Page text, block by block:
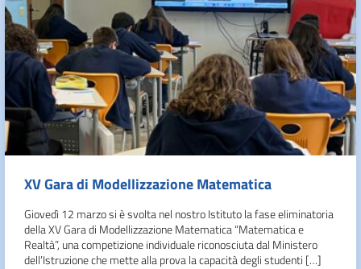
XV Gara di Modellizzazione Matematica
Giovedì 12 marzo si è svolta nel nostro Istituto la fase eliminatoria
della XV Gara di Modellizzazione Matematica “Matematica e
Realtà”, una competizione individuale riconosciuta dal Ministero
dell’Istruzione che mette alla prova la capacità degli studenti […]